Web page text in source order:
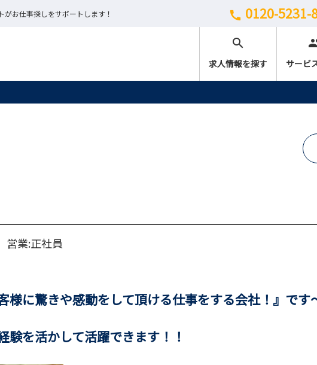
お仕事探しをサポートします！ call 0120-5231-
search
求人情報を探す サービ
営業:正社員
や感動をして頂ける仕事をする会社！』です
かして活躍できます！！